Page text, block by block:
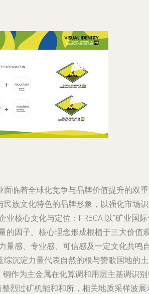
临着全球化竞争与品牌价值提升的双
族文化特色的品牌形象，以强化市场
核心文化与定位：FRECA 以“矿业国
因子。核心理念形成根植于三大价
感、专业感、可信感及一定文化共鸣
沉淀力量代表自然的根与赞歌国地的
作为主金属在化算调和用层主基调识
烈过矿机能和和所，相关地质采样波